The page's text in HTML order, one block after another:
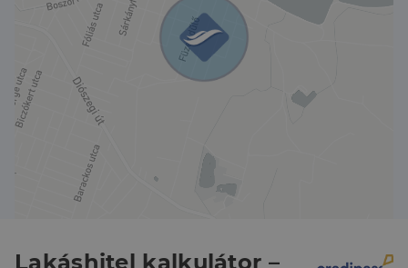
Lakáshitel kalkulátor –